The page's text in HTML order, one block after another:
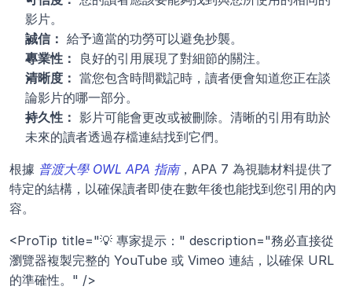
影片。
誠信： 給予適當的功勞可以避免抄襲。
專業性：
良好的引用展現了對細節的關注。
清晰度： 當您包含時間戳記時，讀者便會知道您正在談
論影片的哪一部分。
持久性： 影片可能會更改或被刪除。清晰的引用有助於
未來的讀者透過存檔連結找到它們。
根據 普渡大學 OWL APA 指南，APA 7 為視聽材料提供了
特定的結構，以確保讀者即使在數年後也能找到您引用的內
容。
<ProTip title="💡 專家提示：" description="務必直接從
瀏覽器複製完整的 YouTube 或 Vimeo 連結，以確保 URL
的準確性。" />